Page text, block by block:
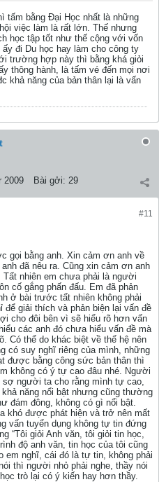
tấm bằng Đại Học nhất là những
việc làm là rất lớn. Thế nhưng
học tập tốt như thế cộng với vốn
đi Du học hay làm cho công ty
trường hợp này thì bằng khá giỏi
thông hành, là tấm vé đến mọi nơi
khả năng của bản thân lại là vấn
2009 Bài gởi: 29
#11
gọi bằng anh. Xin cảm ơn anh về
đã nêu ra. Cũng xin cảm ơn anh
nhiên em chưa phải là người
cố gắng phấn đấu. Em đã phản
ở bài trước tất nhiên không phải
giải thích và phản biện lại vấn đề
cho đôi bên vì sẽ hiểu rõ hơn vấn
các anh đó chưa hiểu vấn đề mà
Có thể do khác biệt về thế hệ nên
có suy nghĩ riêng của mình, những
được bằng công sức bản thân thì
không có ý tự cao đâu nhé. Người
người ta cho rằng mình tự cao,
năng nổi bật nhưng cũng thường
đám đông, không có gì nổi bật.
khó được phát hiện và trở nên mất
vấn tuyển dụng không tự tin đứng
“Tôi giỏi Anh văn, tôi giỏi tin học,
độ anh văn, tin học của tôi cũng
em nghĩ, cái đó là tự tin, không phải
thì người nhỏ phải nghe, thầy nói
trò lại có ý kiến hay hơn thầy.